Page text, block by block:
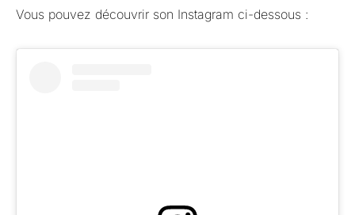
Vous pouvez découvrir son Instagram ci-dessous :